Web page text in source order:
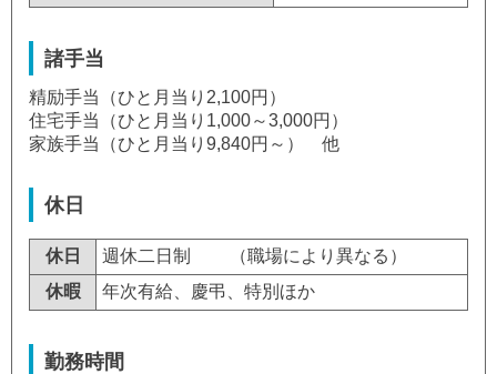
諸手当
精励手当（ひと月当り2,100円）
住宅手当（ひと月当り1,000～3,000円）
家族手当（ひと月当り9,840円～） 他
休日
休日 週休二日制
（職場により異なる）
休暇
年次有給、慶弔、特別ほか
勤務時間